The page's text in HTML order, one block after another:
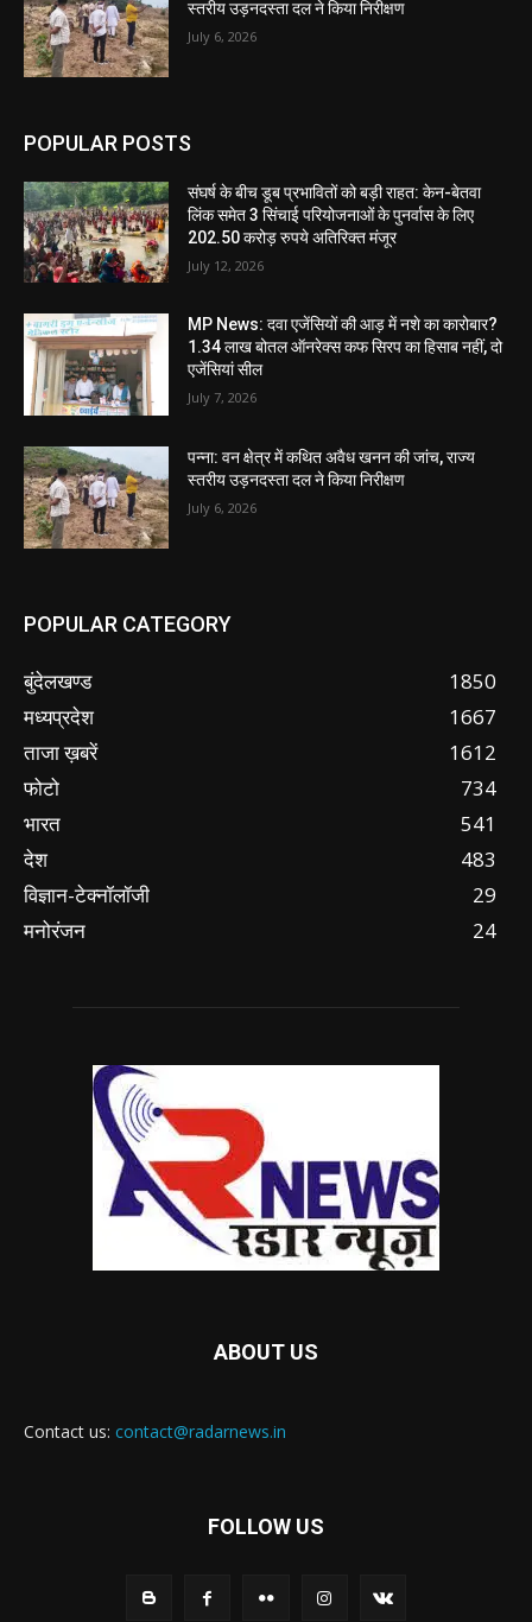
स्तरीय उड़नदस्ता दल ने किया निरीक्षण
July 6, 2026
POPULAR POSTS
संघर्ष के बीच डूब प्रभावितों को बड़ी राहत: केन-बेतवा
लिंक समेत 3 सिंचाई परियोजनाओं के पुनर्वास के लिए
202.50 करोड़ रुपये अतिरिक्त मंजूर
July 12, 2026
MP News: दवा एजेंसियों की आड़ में नशे का कारोबार?
1.34 लाख बोतल ऑनरेक्स कफ सिरप का हिसाब नहीं, दो
एजेंसियां सील
July 7, 2026
पन्ना: वन क्षेत्र में कथित अवैध खनन की जांच, राज्य
स्तरीय उड़नदस्ता दल ने किया निरीक्षण
July 6, 2026
POPULAR CATEGORY
बुंदेलखण्ड
1850
मध्यप्रदेश
1667
ताजा ख़बरें
1612
फोटो
734
भारत
541
देश
483
विज्ञान-टेक्नॉलॉजी
29
मनोरंजन
24
ABOUT US
Contact us: contact@radarnews.in
FOLLOW US